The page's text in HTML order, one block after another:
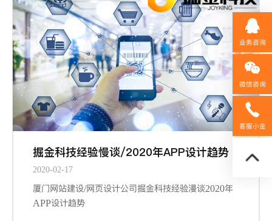
业务咨询
微信咨询
客服小金
掘金科技经验慢谈/2020年APP设计趋势
2020-02-17
厦门网站建设/网页设计公司掘金科技经验漫谈2020年
APP设计趋势